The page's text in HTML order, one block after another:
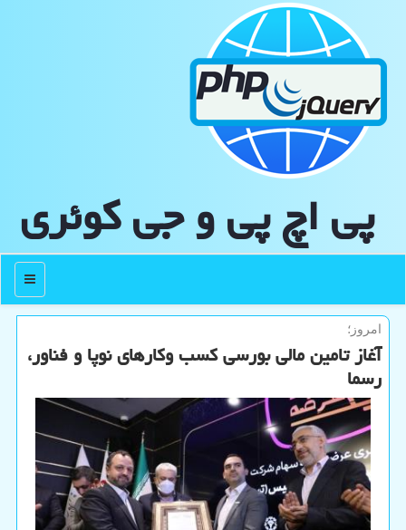
پی اچ پی و جی كوئری
منو
امروز؛
آغاز تامین مالی بورسی کسب وکارهای نوپا و فناور،
رسما